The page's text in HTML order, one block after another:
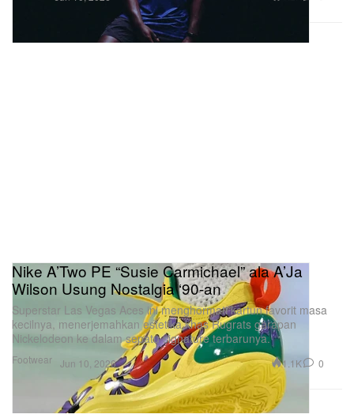
Footwear
Nike A’Two PE “Susie Carmichael” ala A’Ja
Wilson Usung Nostalgia ‘90-an
Superstar Las Vegas Aces ini menghormati kartun favorit masa
kecilnya, menerjemahkan estetika khas Rugrats garapan
Nickelodeon ke dalam sepatu signature terbarunya.
Jun 10, 2026 1.1K 0